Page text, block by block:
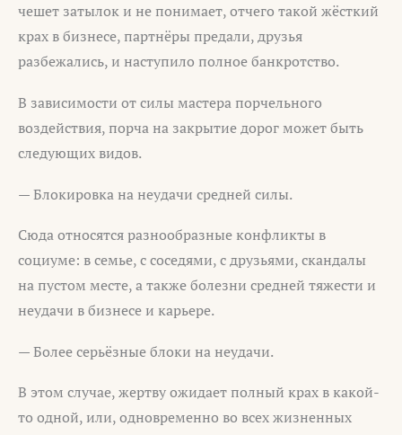
чешет затылок и не понимает, отчего такой жёсткий
крах в бизнесе, партнёры предали, друзья
разбежались, и наступило полное банкротство.
В зависимости от силы мастера порчельного
воздействия, порча на закрытие дорог может быть
следующих видов.
— Блокировка на неудачи средней силы.
Сюда относятся разнообразные конфликты в
социуме: в семье, с соседями, с друзьями, скандалы
на пустом месте, а также болезни средней тяжести и
неудачи в бизнесе и карьере.
— Более серьёзные блоки на неудачи.
В этом случае, жертву ожидает полный крах в какой-
то одной, или, одновременно во всех жизненных